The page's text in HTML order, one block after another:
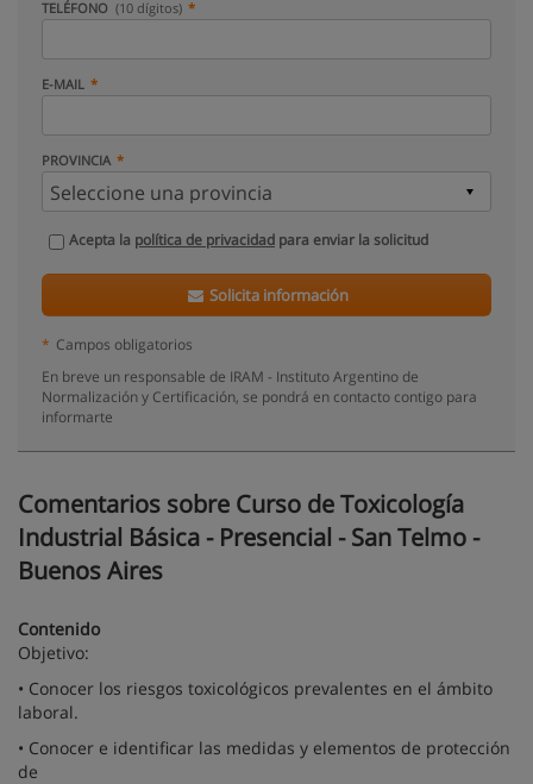
TELÉFONO (10 dígitos)
E-MAIL
PROVINCIA
Acepta la política de privacidad para enviar la solicitud
Solicita información
* Campos obligatorios
En breve un responsable de IRAM - Instituto Argentino de
Normalización y Certificación, se pondrá en contacto contigo para
informarte
Comentarios sobre Curso de Toxicología
Industrial Básica - Presencial - San Telmo -
Buenos Aires
Contenido
Objetivo:
• Conocer los riesgos toxicológicos prevalentes en el ámbito
laboral.
• Conocer e identificar las medidas y elementos de protección
de